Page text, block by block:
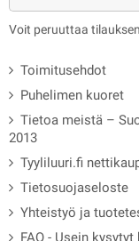
Voit peruuttaa
Toimitusehdot
Puhelimen kuoret
Tietoa meistä –
2013
Tyyliluuri.fi
Tietosuojaseloste
Yhteistyö ja
FAQ - Usein